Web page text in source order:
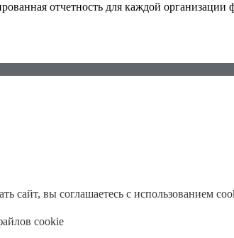
отчетность для каждой организации
сайт, вы соглашаетесь с использованием
cookie